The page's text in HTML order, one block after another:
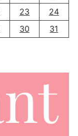
23
24
30 31